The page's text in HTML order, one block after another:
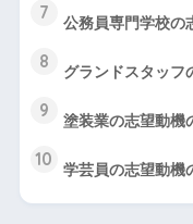
7 公務員専門学校の
8 グランドスタッフ
9 塗装業の志望動機
10 学芸員の志望動機